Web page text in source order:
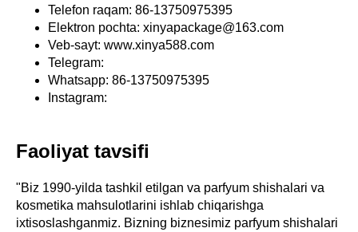
Telefon raqam: 86-13750975395
Elektron pochta: xinyapackage@163.com
Veb-sayt: www.xinya588.com
Telegram:
Whatsapp: 86-13750975395
Instagram:
Faoliyat tavsifi
"Biz 1990-yilda tashkil etilgan va parfyum shishalari va
kosmetika mahsulotlarini ishlab chiqarishga
ixtisoslashganmiz. Bizning biznesimiz parfyum shishalari